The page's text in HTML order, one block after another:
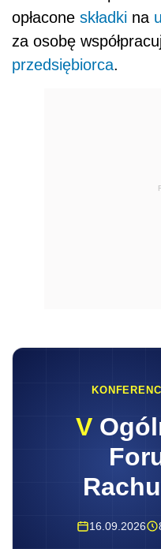
opłacone składki na
za osobę
przedsiębiorca.
V
16.09.2026